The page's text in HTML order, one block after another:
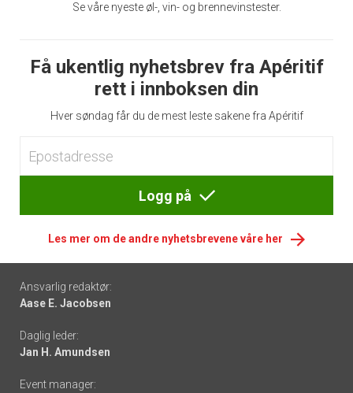
Se våre nyeste øl-, vin- og brennevinstester.
Få ukentlig nyhetsbrev fra Apéritif
rett i innboksen din
Hver søndag får du de mest leste sakene fra Apéritif
Logg på
Les mer om de andre nyhetsbrevene våre her
Footer
-
links
Ansvarlig redaktør:
Aase E. Jacobsen
Daglig leder:
Jan H. Amundsen
Event manager: